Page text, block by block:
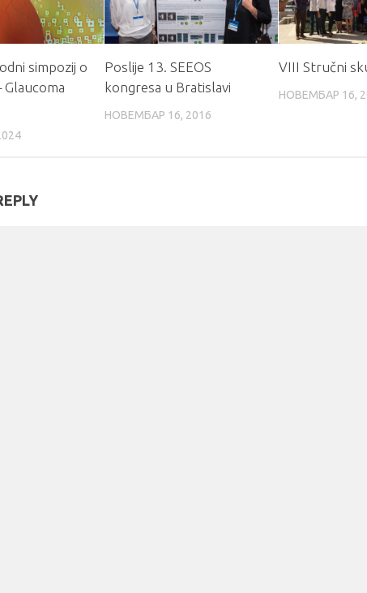
simpozij o
Poslije 13. SEEOS
kongresa u Bratislavi
НОВЕМБАР 16, 2016
VIII Stručni
НОВЕМБАР 16,